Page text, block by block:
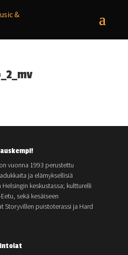
vuonna 1993 perustettu
ja elämyksellisiä
keskustassa; kultturelli
sekä kesäiseen
Storyvillen puistoterassi ja Hard